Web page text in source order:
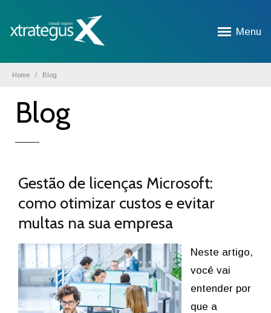
Menu
Home Blog
Blog
Gestão de licenças Microsoft:
como otimizar custos e evitar
multas na sua empresa
Neste artigo,
você vai
entender por
que a